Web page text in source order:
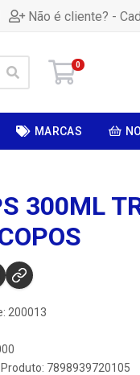
Não é cliente? -
0
MARCAS
300ML
200013
7898939720105